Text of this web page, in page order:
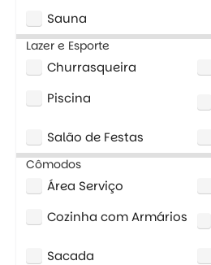
Sauna
Lazer e Esporte
Churrasqueira
Piscina
Salão de Festas
Cômodos
Área Serviço
Cozinha com Armários
Sacada